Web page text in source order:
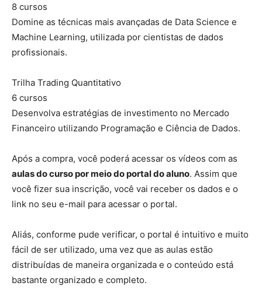
8 cursos
Domine as técnicas mais avançadas de Data Science e
Machine Learning, utilizada por cientistas de dados
profissionais.
Trilha Trading Quantitativo
6 cursos
Desenvolva estratégias de investimento no Mercado
Financeiro utilizando Programação e Ciência de Dados.
Após a compra, você poderá acessar os vídeos com as
aulas do curso por meio do portal do aluno. Assim que
você fizer sua inscrição, você vai receber os dados e o
link no seu e-mail para acessar o portal.
Aliás, conforme pude verificar, o portal é intuitivo e muito
fácil de ser utilizado, uma vez que as aulas estão
distribuídas de maneira organizada e o conteúdo está
bastante organizado e completo.